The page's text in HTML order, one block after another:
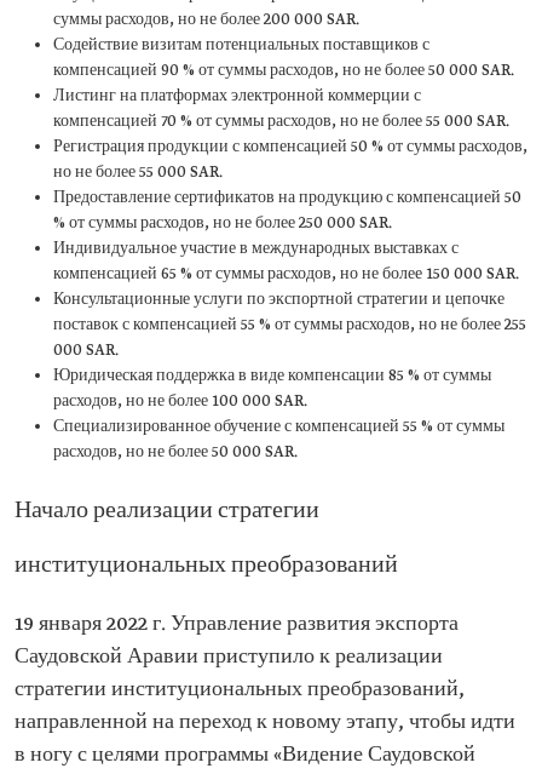
суммы расходов, но не более 200 000 SAR.
Содействие визитам потенциальных поставщиков с
компенсацией 90 % от суммы расходов, но не более 50 000 SAR.
Листинг на платформах электронной коммерции с
компенсацией 70 % от суммы расходов, но не более 55 000 SAR.
Регистрация продукции с компенсацией 50 % от суммы расходов,
но не более 55 000 SAR.
Предоставление сертификатов на продукцию с компенсацией 50
% от суммы расходов, но не более 250 000 SAR.
Индивидуальное участие в международных выставках с
компенсацией 65 % от суммы расходов, но не более 150 000 SAR.
Консультационные услуги по экспортной стратегии и цепочке
поставок с компенсацией 55 % от суммы расходов, но не более 255
000 SAR.
Юридическая поддержка в виде компенсации 85 % от суммы
расходов, но не более 100 000 SAR.
Специализированное обучение с компенсацией 55 % от суммы
расходов, но не более 50 000 SAR.
Начало реализации стратегии
институциональных преобразований
19 января 2022 г. Управление развития экспорта
Саудовской Аравии приступило к реализации
стратегии институциональных преобразований,
направленной на переход к новому этапу, чтобы идти
в ногу с целями программы «Видение Саудовской